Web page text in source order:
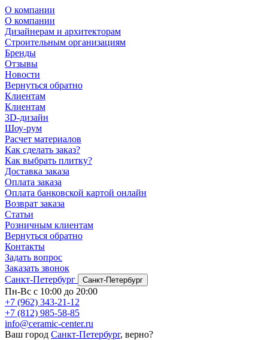
О компании
О компании
Дизайнерам и архитекторам
Строительным организациям
Бренды
Отзывы
Новости
Вернуться обратно
Клиентам
Клиентам
3D-дизайн
Шоу-рум
Расчет материалов
Как сделать заказ?
Как выбрать плитку?
Доставка заказа
Оплата заказа
Оплата банковской картой онлайн
Возврат заказа
Статьи
Розничным клиентам
Вернуться обратно
Контакты
Задать вопрос
Заказать звонок
Санкт-Петербург
Санкт-Петербург
Пн-Вс с 10:00 до 20:00
+7 (962) 343-21-12
+7 (812) 985-58-85
info@ceramic-center.ru
Ваш город Санкт-Петербург, верно?